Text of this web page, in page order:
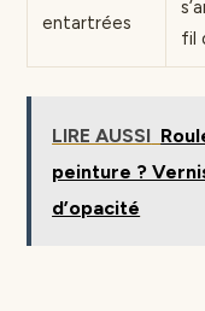
entartrées
fil
LIRE AUSSI
peinture ?
d’opacité